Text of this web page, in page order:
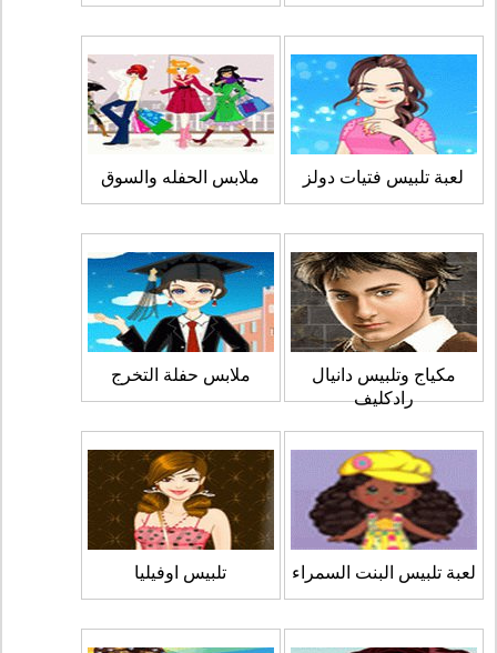
لعبة تلبيس فتيات دولز ملابس الحفله والسوق
مكياج وتلبيس دانيال
رادكليف
ملابس حفلة التخرج
لعبة تلبيس البنت السمراء تلبيس اوفيليا